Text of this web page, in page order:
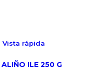
Vista rápida
ALIÑO ILE 250 G